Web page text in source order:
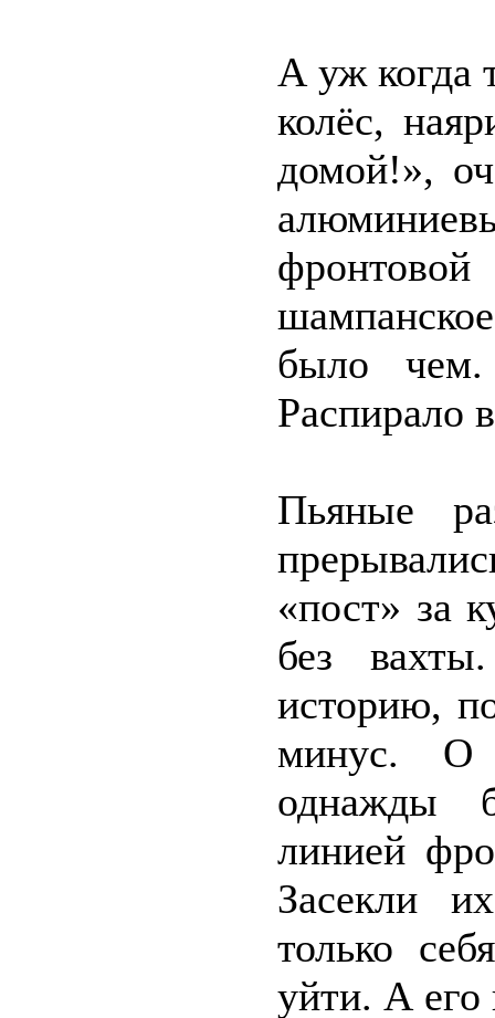
А уж когда
колёс,
домой!»,
было чем.
Распирало
Пьяные
«пост» за
без
историю,
минус. О
однажды
линией
Засекли
только
уйти. А его